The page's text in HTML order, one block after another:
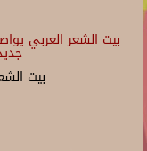
بيت الشعر العربي
بيت